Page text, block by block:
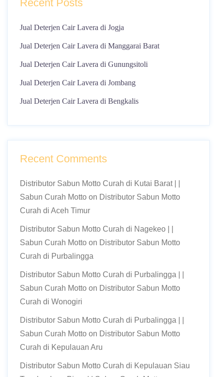
Recent Posts
Jual Deterjen Cair Lavera di Jogja
Jual Deterjen Cair Lavera di Manggarai Barat
Jual Deterjen Cair Lavera di Gunungsitoli
Jual Deterjen Cair Lavera di Jombang
Jual Deterjen Cair Lavera di Bengkalis
Recent Comments
Distributor Sabun Motto Curah di Kutai Barat | |
Sabun Curah Motto on Distributor Sabun Motto
Curah di Aceh Timur
Distributor Sabun Motto Curah di Nagekeo | |
Sabun Curah Motto on Distributor Sabun Motto
Curah di Purbalingga
Distributor Sabun Motto Curah di Purbalingga | |
Sabun Curah Motto on Distributor Sabun Motto
Curah di Wonogiri
Distributor Sabun Motto Curah di Purbalingga | |
Sabun Curah Motto on Distributor Sabun Motto
Curah di Kepulauan Aru
Distributor Sabun Motto Curah di Kepulauan Siau